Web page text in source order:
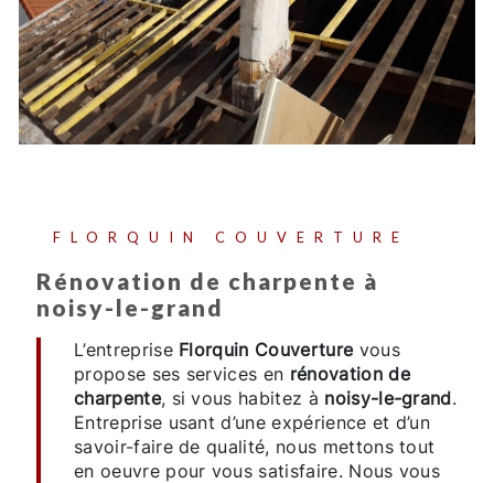
FLORQUIN COUVERTURE
rénovation de charpente à
noisy-le-grand
L’entreprise Florquin Couverturevous
propose ses services en rénovation de
charpente, si vous habitez à noisy-le-grand.
Entreprise usant d’une expérience et d’un
savoir-faire de qualité, nous mettons tout
en oeuvre pour vous satisfaire. Nous vous